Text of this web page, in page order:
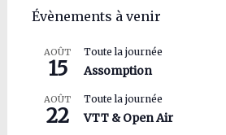
Évènements à venir
AOÛT
15
Toute la journée
Assomption
AOÛT
22
Toute la journée
VTT & Open Air